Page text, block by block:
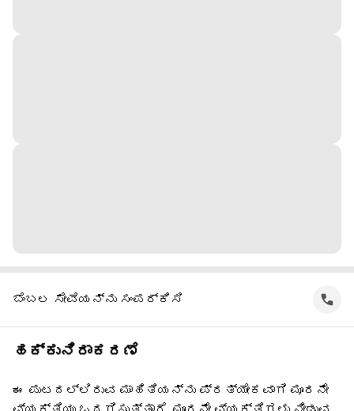
ಬೆಂಬಲ ಸೇವೆಯನ್ನು ಸಂಪರ್ಕಿಸಿ
ಹಕ್ಕುನಿರಾಕರಣೆ
ಈ ಪುಟದಲ್ಲಿರುವ ಮಾಹಿತಿಯನ್ನು ಪ್ರತ್ಯೇಕವಾಗಿ ಮೂರನೇ